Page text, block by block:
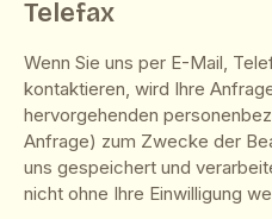
Telefax
Wenn Sie uns per E-Mail,
kontaktieren, wird Ihre
hervorgehenden
Anfrage) zum Zwecke der
uns gespeichert und
nicht ohne Ihre Einwilligung